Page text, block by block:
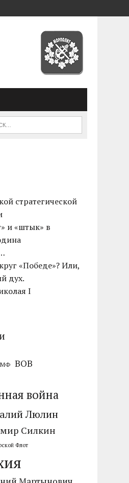
стратегической
и «штык» в
«Победе»? Или,
дух.
I
ВОВ
война
Люлин
Силкин
Флот